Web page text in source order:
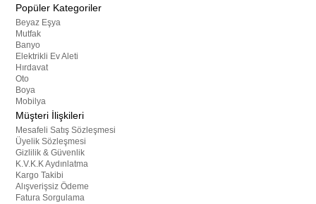
Popüler Kategoriler
Beyaz Eşya
Mutfak
Banyo
Elektrikli Ev Aleti
Hırdavat
Oto
Boya
Mobilya
Müşteri İlişkileri
Mesafeli Satış Sözleşmesi
Üyelik Sözleşmesi
Gizlilik & Güvenlik
K.V.K.K Aydınlatma
Kargo Takibi
Alışverişsiz Ödeme
Fatura Sorgulama